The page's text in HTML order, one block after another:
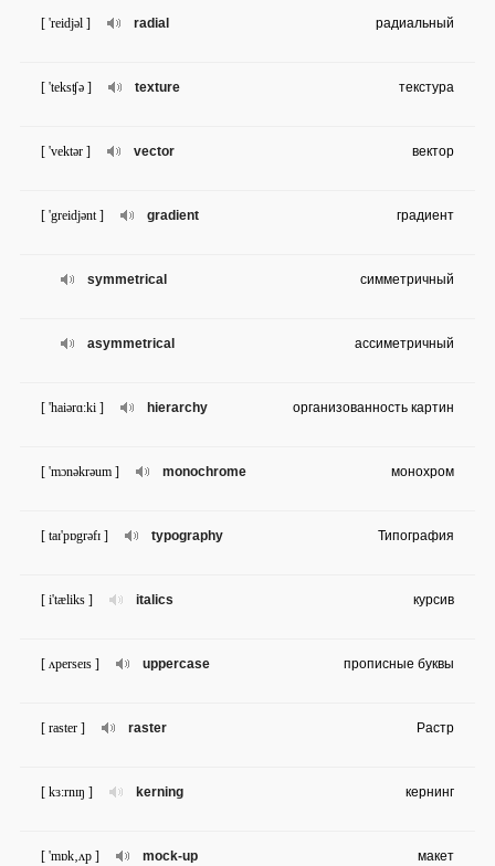
radial
[ 'reidjəl ] радиальный
texture
[ 'teksʧə ] текстура
vector
[ 'vektər ] вектор
gradient
[ 'greidjənt ] градиент
symmetrical симметричный
asymmetrical ассиметричный
hierarchy
[ 'haiərɑ:ki ] организованность картин
monochrome
[ 'mɔnəkrəum ] монохром
typography
[ taɪ'pɒgrəfɪ ] Типография
italics
[ i'tæliks ] курсив
uppercase
[ ʌperseɪs ] прописные буквы
raster
[ raster ] Растр
kerning
[ kɜ:rnɪŋ ] кернинг
mock-up
[ 'mɒk‚ʌp ] макет